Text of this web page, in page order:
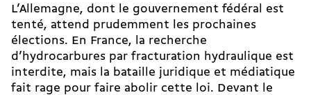
L’Allemagne, dont le gouvernement fédéral est
tenté, attend prudemment les prochaines
élections. En France, la recherche
d’hydrocarbures par fracturation hydraulique est
interdite, mais la bataille juridique et médiatique
fait rage pour faire abolir cette loi. Devant le